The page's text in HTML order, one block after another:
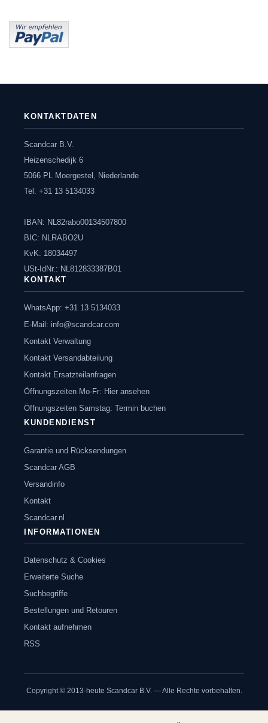
KONTAKTDATEN
Scandcar B.V.
Heizenschedijk 6
5066 PL Moergestel, Niederlande
Tel. +31 13 5134033
IBAN: NL82rabo00134507800
BIC: NLRABO2U
KvK: 18034497
USt-IdNr.: NL812833387B01
KONTAKT
WhatsApp: +31 13 5134033
E-Mail: info@scandcar.com
Kontakt Verwaltung
Kontakt Versandabteilung
Kontakt Ersatzteilanfragen
Öffnungszeiten Mo-Fr: Hier ansehen
Öffnungszeiten Samstag: Termin buchen
KUNDENDIENST
Garantie und Rücksendungen
Scandcar AGB
Versandinfo
Kontakt
Scandcar.nl
INFORMATIONEN
Datenschutz & Cookies
Erweiterte Suche
Suchbegriffe
Bestellungen und Retouren
Kontakt aufnehmen
RSS
Copyright © 2013-heute Scandcar B.V. — Alle Rechte vorbehalten.